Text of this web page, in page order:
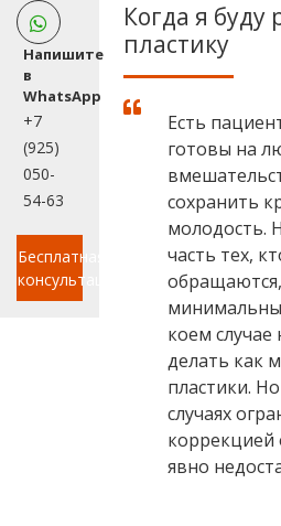
Напишите
в
WhatsApp
+7
(925)
050-
54-63
Бесплатная
консультация
Когда я буду
пластику
Есть
готовы на
сохранить
молодость.
часть тех,
коем
делать как
пластики.
случаях
коррекцией
явно